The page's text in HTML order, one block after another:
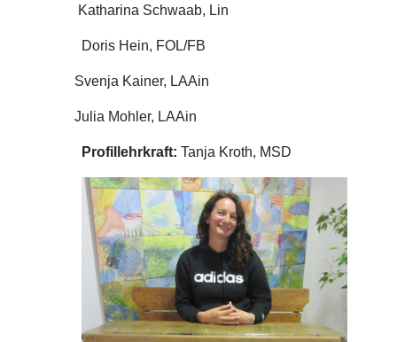
Katharina Schwaab, Lin
Doris Hein, FOL/FB
Svenja Kainer, LAAin
Julia Mohler, LAAin
Profillehrkraft: Tanja Kroth, MSD